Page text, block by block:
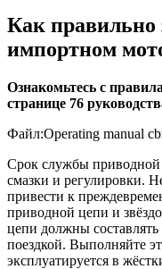
Как правильно
импортном
Ознакомьтесь с
странице 76
Файл:Operating manual
Срок службы приводной
смазки и регулировки.
привести к
приводной цепи и
цепи должны
поездкой. Выполняйте
эксплуатируется в